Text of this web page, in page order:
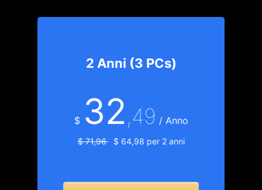
2 Anni (3 PCs)
$ 32,49 / Anno
$ 71,96$ 64,98 per 2 anni